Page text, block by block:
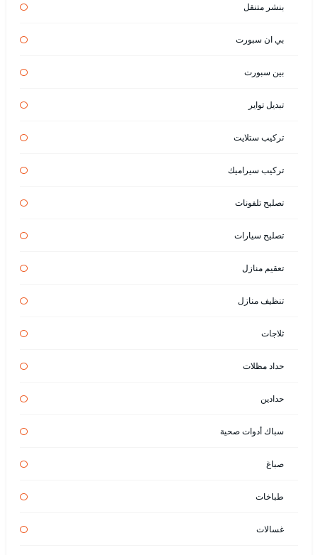
بنشر متنقل
بي ان سبورت
بين سبورت
تبديل تواير
تركيب ستلايت
تركيب سيراميك
تصليح تلفونات
تصليح سيارات
تعقيم منازل
تنظيف منازل
ثلاجات
حداد مظلات
حدادين
سباك أدوات صحية
صباغ
طباخات
غسالات